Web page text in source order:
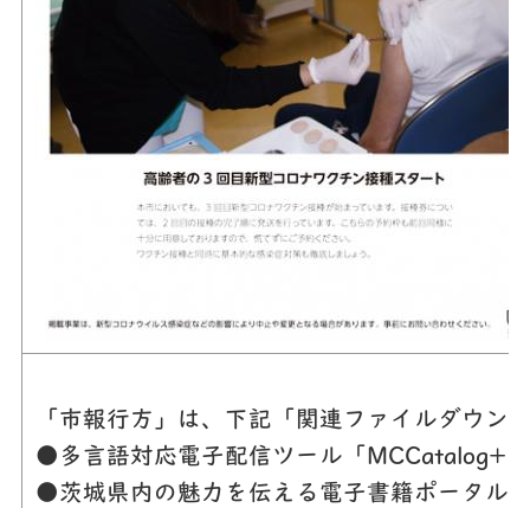
「市報行方」は、下記「関連ファイルダウ
●多言語対応電子配信ツール「MCCatalog+
●茨城県内の魅力を伝える電子書籍ポータル